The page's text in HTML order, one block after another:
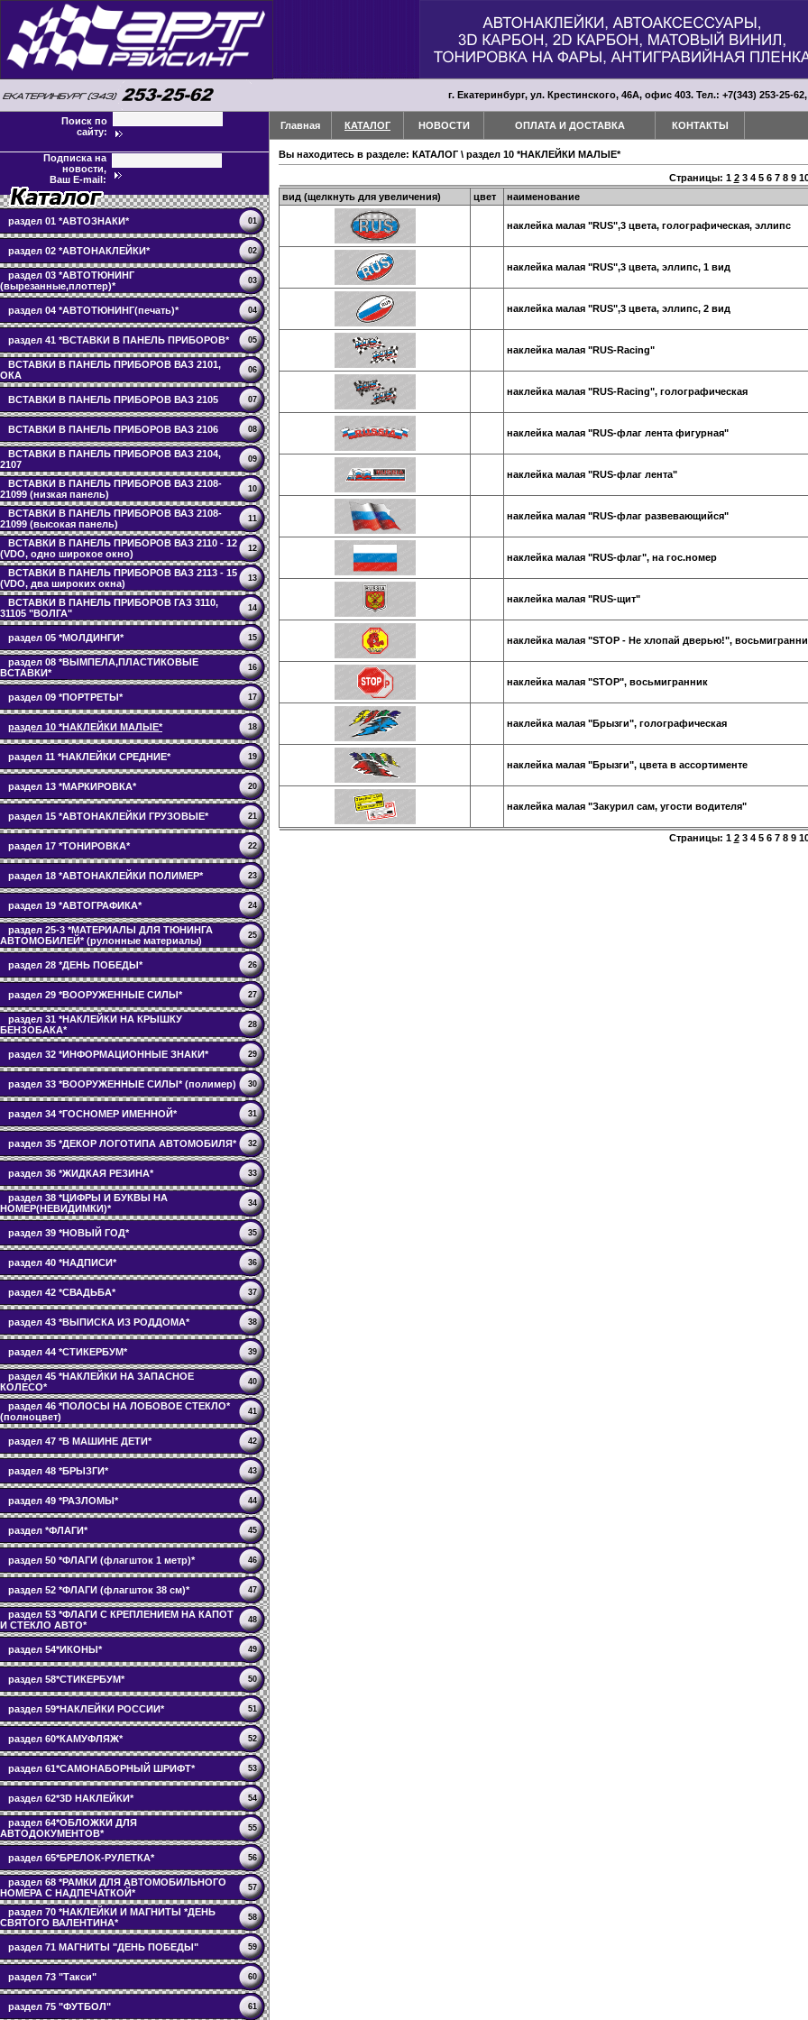
г. Екатеринбург, ул. Крестинского, 46А, офис 403. Тел.: +7(343) 253-25-
Поиск по
сайту:
Подписка на
новости,
Ваш E-mail:
раздел 01 *АВТОЗНАКИ* 01
раздел 02 *АВТОНАКЛЕЙКИ* 02
раздел 03 *АВТОТЮНИНГ
(вырезанные,плоттер)*
03
раздел 04 *АВТОТЮНИНГ(печать)* 04
раздел 41 *ВСТАВКИ В ПАНЕЛЬ ПРИБОРОВ* 05
ВСТАВКИ В ПАНЕЛЬ ПРИБОРОВ ВАЗ 2101,
ОКА
06
ВСТАВКИ В ПАНЕЛЬ ПРИБОРОВ ВАЗ 2105 07
ВСТАВКИ В ПАНЕЛЬ ПРИБОРОВ ВАЗ 2106 08
ВСТАВКИ В ПАНЕЛЬ ПРИБОРОВ ВАЗ 2104,
2107
09
ВСТАВКИ В ПАНЕЛЬ ПРИБОРОВ ВАЗ 2108-
21099 (низкая панель)
10
ВСТАВКИ В ПАНЕЛЬ ПРИБОРОВ ВАЗ 2108-
21099 (высокая панель)
11
ВСТАВКИ В ПАНЕЛЬ ПРИБОРОВ ВАЗ 2110 - 12
(VDO, одно широкое окно)
12
ВСТАВКИ В ПАНЕЛЬ ПРИБОРОВ ВАЗ 2113 - 15
(VDO, два широких окна)
13
ВСТАВКИ В ПАНЕЛЬ ПРИБОРОВ ГАЗ 3110,
31105 "ВОЛГА"
14
раздел 05 *МОЛДИНГИ* 15
раздел 08 *ВЫМПЕЛА,ПЛАСТИКОВЫЕ
ВСТАВКИ*
16
раздел 09 *ПОРТРЕТЫ* 17
раздел 10 *НАКЛЕЙКИ МАЛЫЕ* 18
раздел 11 *НАКЛЕЙКИ СРЕДНИЕ* 19
раздел 13 *МАРКИРОВКА* 20
раздел 15 *АВТОНАКЛЕЙКИ ГРУЗОВЫЕ* 21
раздел 17 *ТОНИРОВКА* 22
раздел 18 *АВТОНАКЛЕЙКИ ПОЛИМЕР* 23
раздел 19 *АВТОГРАФИКА* 24
раздел 25-3 *МАТЕРИАЛЫ ДЛЯ ТЮНИНГА
АВТОМОБИЛЕЙ* (рулонные материалы)
25
раздел 28 *ДЕНЬ ПОБЕДЫ* 26
раздел 29 *ВООРУЖЕННЫЕ СИЛЫ* 27
раздел 31 *НАКЛЕЙКИ НА КРЫШКУ
БЕНЗОБАКА*
28
раздел 32 *ИНФОРМАЦИОННЫЕ ЗНАКИ* 29
раздел 33 *ВООРУЖЕННЫЕ СИЛЫ* (полимер) 30
раздел 34 *ГОСНОМЕР ИМЕННОЙ* 31
раздел 35 *ДЕКОР ЛОГОТИПА АВТОМОБИЛЯ* 32
раздел 36 *ЖИДКАЯ РЕЗИНА* 33
раздел 38 *ЦИФРЫ И БУКВЫ НА
НОМЕР(НЕВИДИМКИ)*
34
раздел 39 *НОВЫЙ ГОД* 35
раздел 40 *НАДПИСИ* 36
раздел 42 *СВАДЬБА* 37
раздел 43 *ВЫПИСКА ИЗ РОДДОМА* 38
раздел 44 *СТИКЕРБУМ* 39
раздел 45 *НАКЛЕЙКИ НА ЗАПАСНОЕ
КОЛЕСО*
40
раздел 46 *ПОЛОСЫ НА ЛОБОВОЕ СТЕКЛО*
(полноцвет)
41
раздел 47 *В МАШИНЕ ДЕТИ* 42
раздел 48 *БРЫЗГИ* 43
раздел 49 *РАЗЛОМЫ* 44
раздел *ФЛАГИ* 45
раздел 50 *ФЛАГИ (флагшток 1 метр)* 46
раздел 52 *ФЛАГИ (флагшток 38 см)* 47
раздел 53 *ФЛАГИ С КРЕПЛЕНИЕМ НА КАПОТ
И СТЕКЛО АВТО*
48
раздел 54*ИКОНЫ* 49
раздел 58*СТИКЕРБУМ* 50
раздел 59*НАКЛЕЙКИ РОССИИ* 51
раздел 60*КАМУФЛЯЖ* 52
раздел 61*САМОНАБОРНЫЙ ШРИФТ* 53
раздел 62*3D НАКЛЕЙКИ* 54
раздел 64*ОБЛОЖКИ ДЛЯ
АВТОДОКУМЕНТОВ*
55
раздел 65*БРЕЛОК-РУЛЕТКА* 56
раздел 68 *РАМКИ ДЛЯ АВТОМОБИЛЬНОГО
НОМЕРА С НАДПЕЧАТКОЙ*
57
раздел 70 *НАКЛЕЙКИ И МАГНИТЫ *ДЕНЬ
СВЯТОГО ВАЛЕНТИНА*
58
раздел 71 МАГНИТЫ "ДЕНЬ ПОБЕДЫ" 59
раздел 73 "Такси" 60
раздел 75 "ФУТБОЛ" 61
Главная КАТАЛОГ НОВОСТИ ОПЛАТА И ДОСТАВКА КОНТАКТЫ
Вы находитесь в разделе: КАТАЛОГ \ раздел 10 *НАКЛЕЙКИ МАЛЫЕ*
Страницы: 1 2 3 4 5 6 7 8 9
вид (щелкнуть для увеличения)
цвет наименование
наклейка малая "RUS",3 цвета, голографическая, эллипс
наклейка малая "RUS",3 цвета, эллипс, 1 вид
наклейка малая "RUS",3 цвета, эллипс, 2 вид
наклейка малая "RUS-Racing"
наклейка малая "RUS-Racing", голографическая
наклейка малая "RUS-флаг лента фигурная"
наклейка малая "RUS-флаг лента"
наклейка малая "RUS-флаг развевающийся"
наклейка малая "RUS-флаг", на гос.номер
наклейка малая "RUS-щит"
наклейка малая "STOP - Не хлопай дверью!",
наклейка малая "STOP", восьмигранник
наклейка малая "Брызги", голографическая
наклейка малая "Брызги", цвета в ассортименте
наклейка малая "Закурил сам, угости водителя"
Страницы: 1 2 3 4 5 6 7 8 9